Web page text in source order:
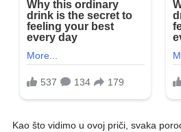
Kao što vidimo u ovoj priči, svaka